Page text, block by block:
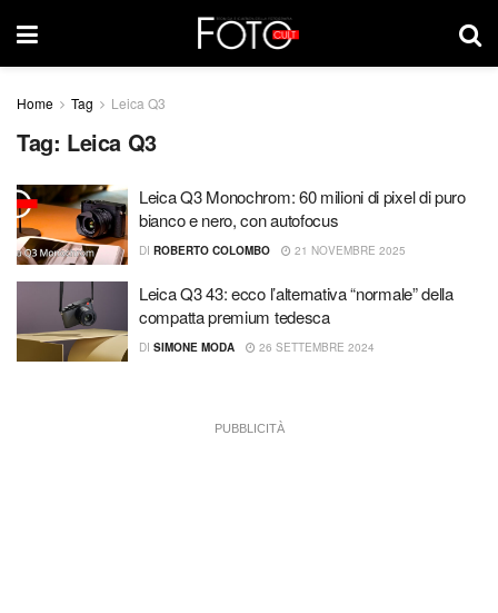
Home Tag Leica Q3
Tag: Leica Q3
Leica Q3 Monochrom: 60 milioni di pixel di puro
bianco e nero, con autofocus
DI ROBERTO COLOMBO 21 NOVEMBRE 2025
Leica Q3 43: ecco l’alternativa “normale” della
compatta premium tedesca
DI SIMONE MODA 26 SETTEMBRE 2024
PUBBLICITÀ